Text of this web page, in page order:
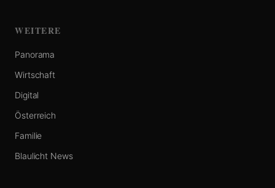
WEITERE
Panorama
Wirtschaft
Digital
Österreich
Familie
Blaulicht News